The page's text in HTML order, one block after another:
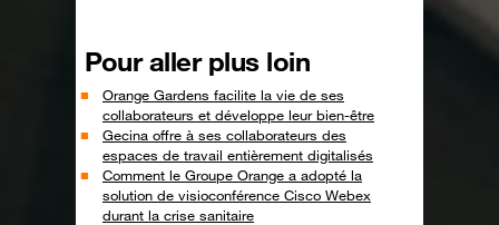
Pour aller plus loin
Orange Gardens facilite la vie de ses
collaborateurs et développe leur bien-être
Gecina offre à ses collaborateurs des
espaces de travail entièrement digitalisés
Comment le Groupe Orange a adopté la
solution de visioconférence Cisco Webex
durant la crise sanitaire